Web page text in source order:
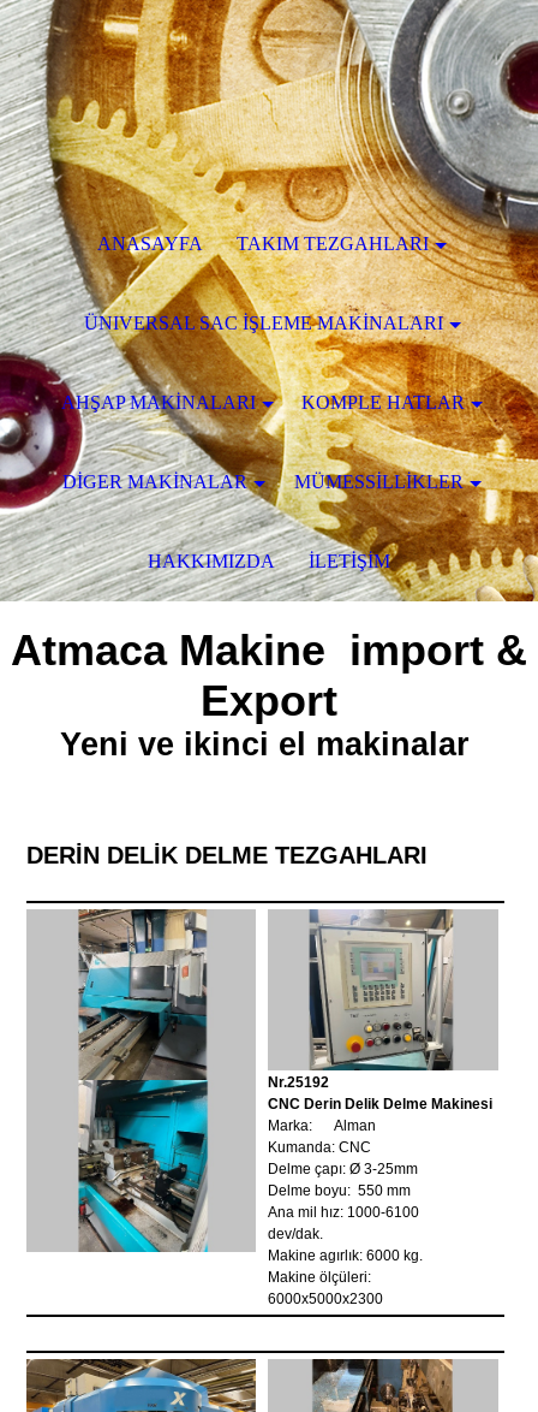
Atmaca Makine import &
Export
Yeni ve ikinci el makinalar
DERİN DELİK DELME TEZGAHLARI
Nr.25192
CNC Derin Delik Delme Makinesi
Marka: Alman
Kumanda: CNC
Delme çapı: Ø 3-25mm
Delme boyu: 550 mm
Ana mil hız: 1000-6100
dev/dak.
Makine agırlık: 6000 kg.
Makine ölçüleri:
6000x5000x2300
ANASAYFA TAKIM TEZGAHLARI
ÜNIVERSAL SAC İŞLEME MAKİNALARI
AHŞAP MAKİNALARI KOMPLE HATLAR
DİGER MAKİNALAR MÜMESSİLLİKLER
HAKKIMIZDA İLETİŞİM